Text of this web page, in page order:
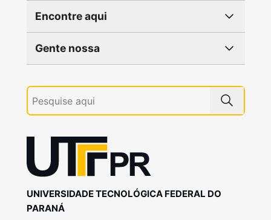
Encontre aqui
Gente nossa
UNIVERSIDADE TECNOLÓGICA FEDERAL DO
PARANÁ